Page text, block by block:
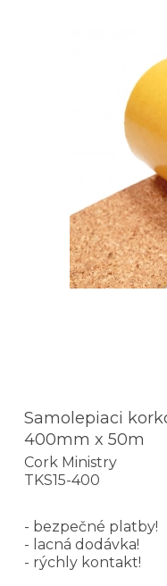
Samolepiaci
400mm x 50m
Cork Ministry
TKS15-400
- bezpečné platby!
- lacná dodávka!
- rýchly kontakt!